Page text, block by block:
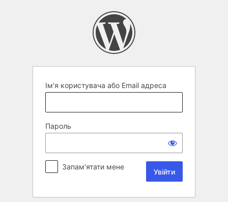
Ім'я користувача або Email адреса
Пароль
Запам'ятати мене